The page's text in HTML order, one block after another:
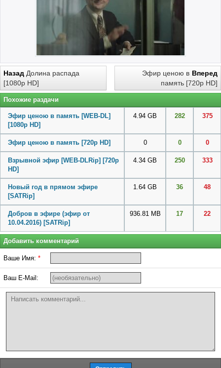
Назад Долина распада
[1080p HD]
Вперед
Эфир ценою в
память [720p HD]
Похожие раздачи
Эфир ценою в память [WEB-DL]
[1080p HD]
4.94 GB 282 375
Эфир ценою в память [720p HD] 0 0 0
Взрывной эфир [WEB-DLRip] [720p
HD]
4.34 GB 250 333
Новый год в прямом эфире
[SATRip]
1.64 GB 36 48
Добров в эфире (эфир от
10.04.2016) [SATRip]
936.81 MB 17 22
Добавить комментарий
Ваше Имя: *
Ваш E-Mail: